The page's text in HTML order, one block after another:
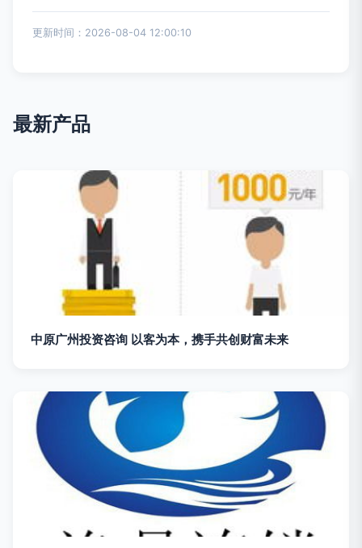
更新时间：2026-08-04 12:00:10
最新产品
中原广州投资咨询 以客为本，携手共创财富未来